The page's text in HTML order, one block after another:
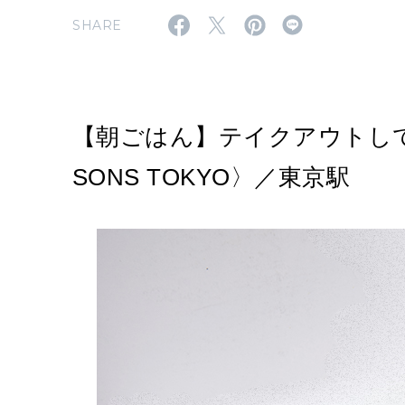
SHARE
【朝ごはん】テイクアウト
SONS TOKYO〉／東京駅